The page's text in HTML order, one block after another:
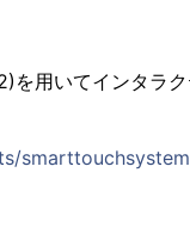
を用いてインタラ
smarttouchsystem